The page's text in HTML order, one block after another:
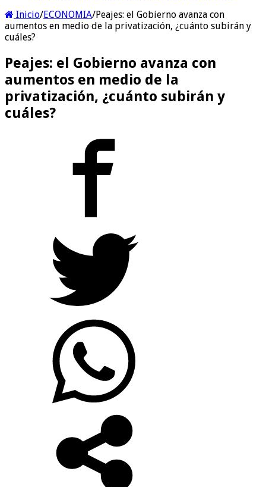
Inicio/ECONOMIA/Peajes: el Gobierno avanza con
aumentos en medio de la privatización, ¿cuánto subirán y
cuáles?
Peajes: el Gobierno avanza con
aumentos en medio de la
privatización, ¿cuánto subirán y
cuáles?